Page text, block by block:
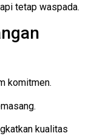
tetap waspada.
komitmen.
.
kualitas